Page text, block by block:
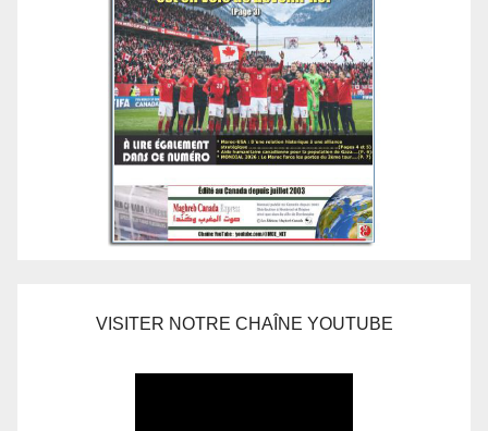
VISITER NOTRE CHAÎNE YOUTUBE